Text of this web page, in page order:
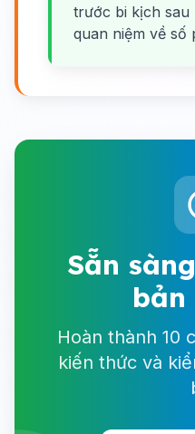
trước bi kịch sau
quan niệm về số
Sẵn
bản
Hoàn thành 10
kiến thức và